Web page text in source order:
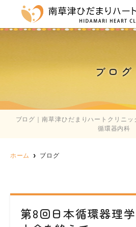
ブログ
ブログ｜南草津ひだまりハートクリニッ
循環器内科
ホーム ブログ
第8回日本循環器理